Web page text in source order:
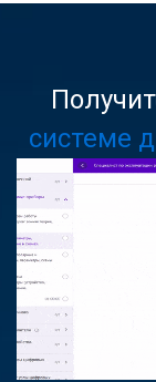
системе